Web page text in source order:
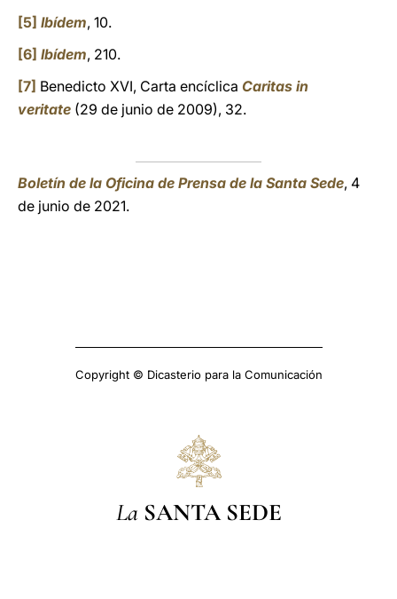
[5] Ibídem, 10.
[6] Ibídem, 210.
[7] Benedicto XVI, Carta encíclica Caritas in
veritate (29 de junio de 2009), 32.
Boletín de la Oficina de Prensa de la Santa Sede, 4
de junio de 2021.
Copyright © Dicasterio para la Comunicación
La SANTA SEDE